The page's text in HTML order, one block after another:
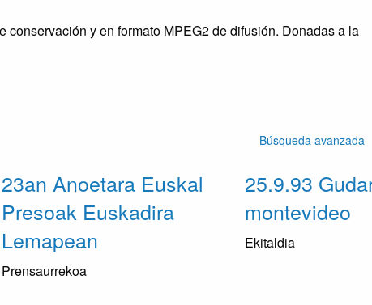
conservación y en formato MPEG2 de difusión. Donadas a la
Búsqueda avanzada
23an Anoetara Euskal
Presoak Euskadira
Lemapean
Prensaurrekoa
25.9.93
montevideo
Ekitaldia